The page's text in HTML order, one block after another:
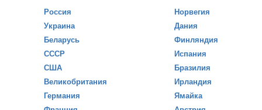
Россия
Украина
Беларусь
СССР
США
Великобритания
Германия
Норвегия
Дания
Финляндия
Испания
Бразилия
Ирландия
Ямайка